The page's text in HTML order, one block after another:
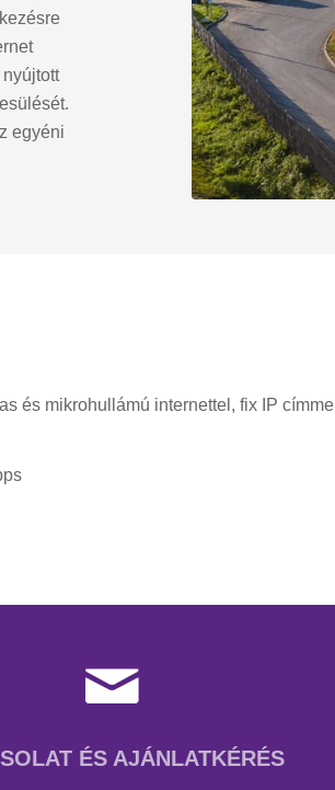
egyéni
és mikrohullámú internettel, fix IP címmel
ÉS AJÁNLATKÉRÉS